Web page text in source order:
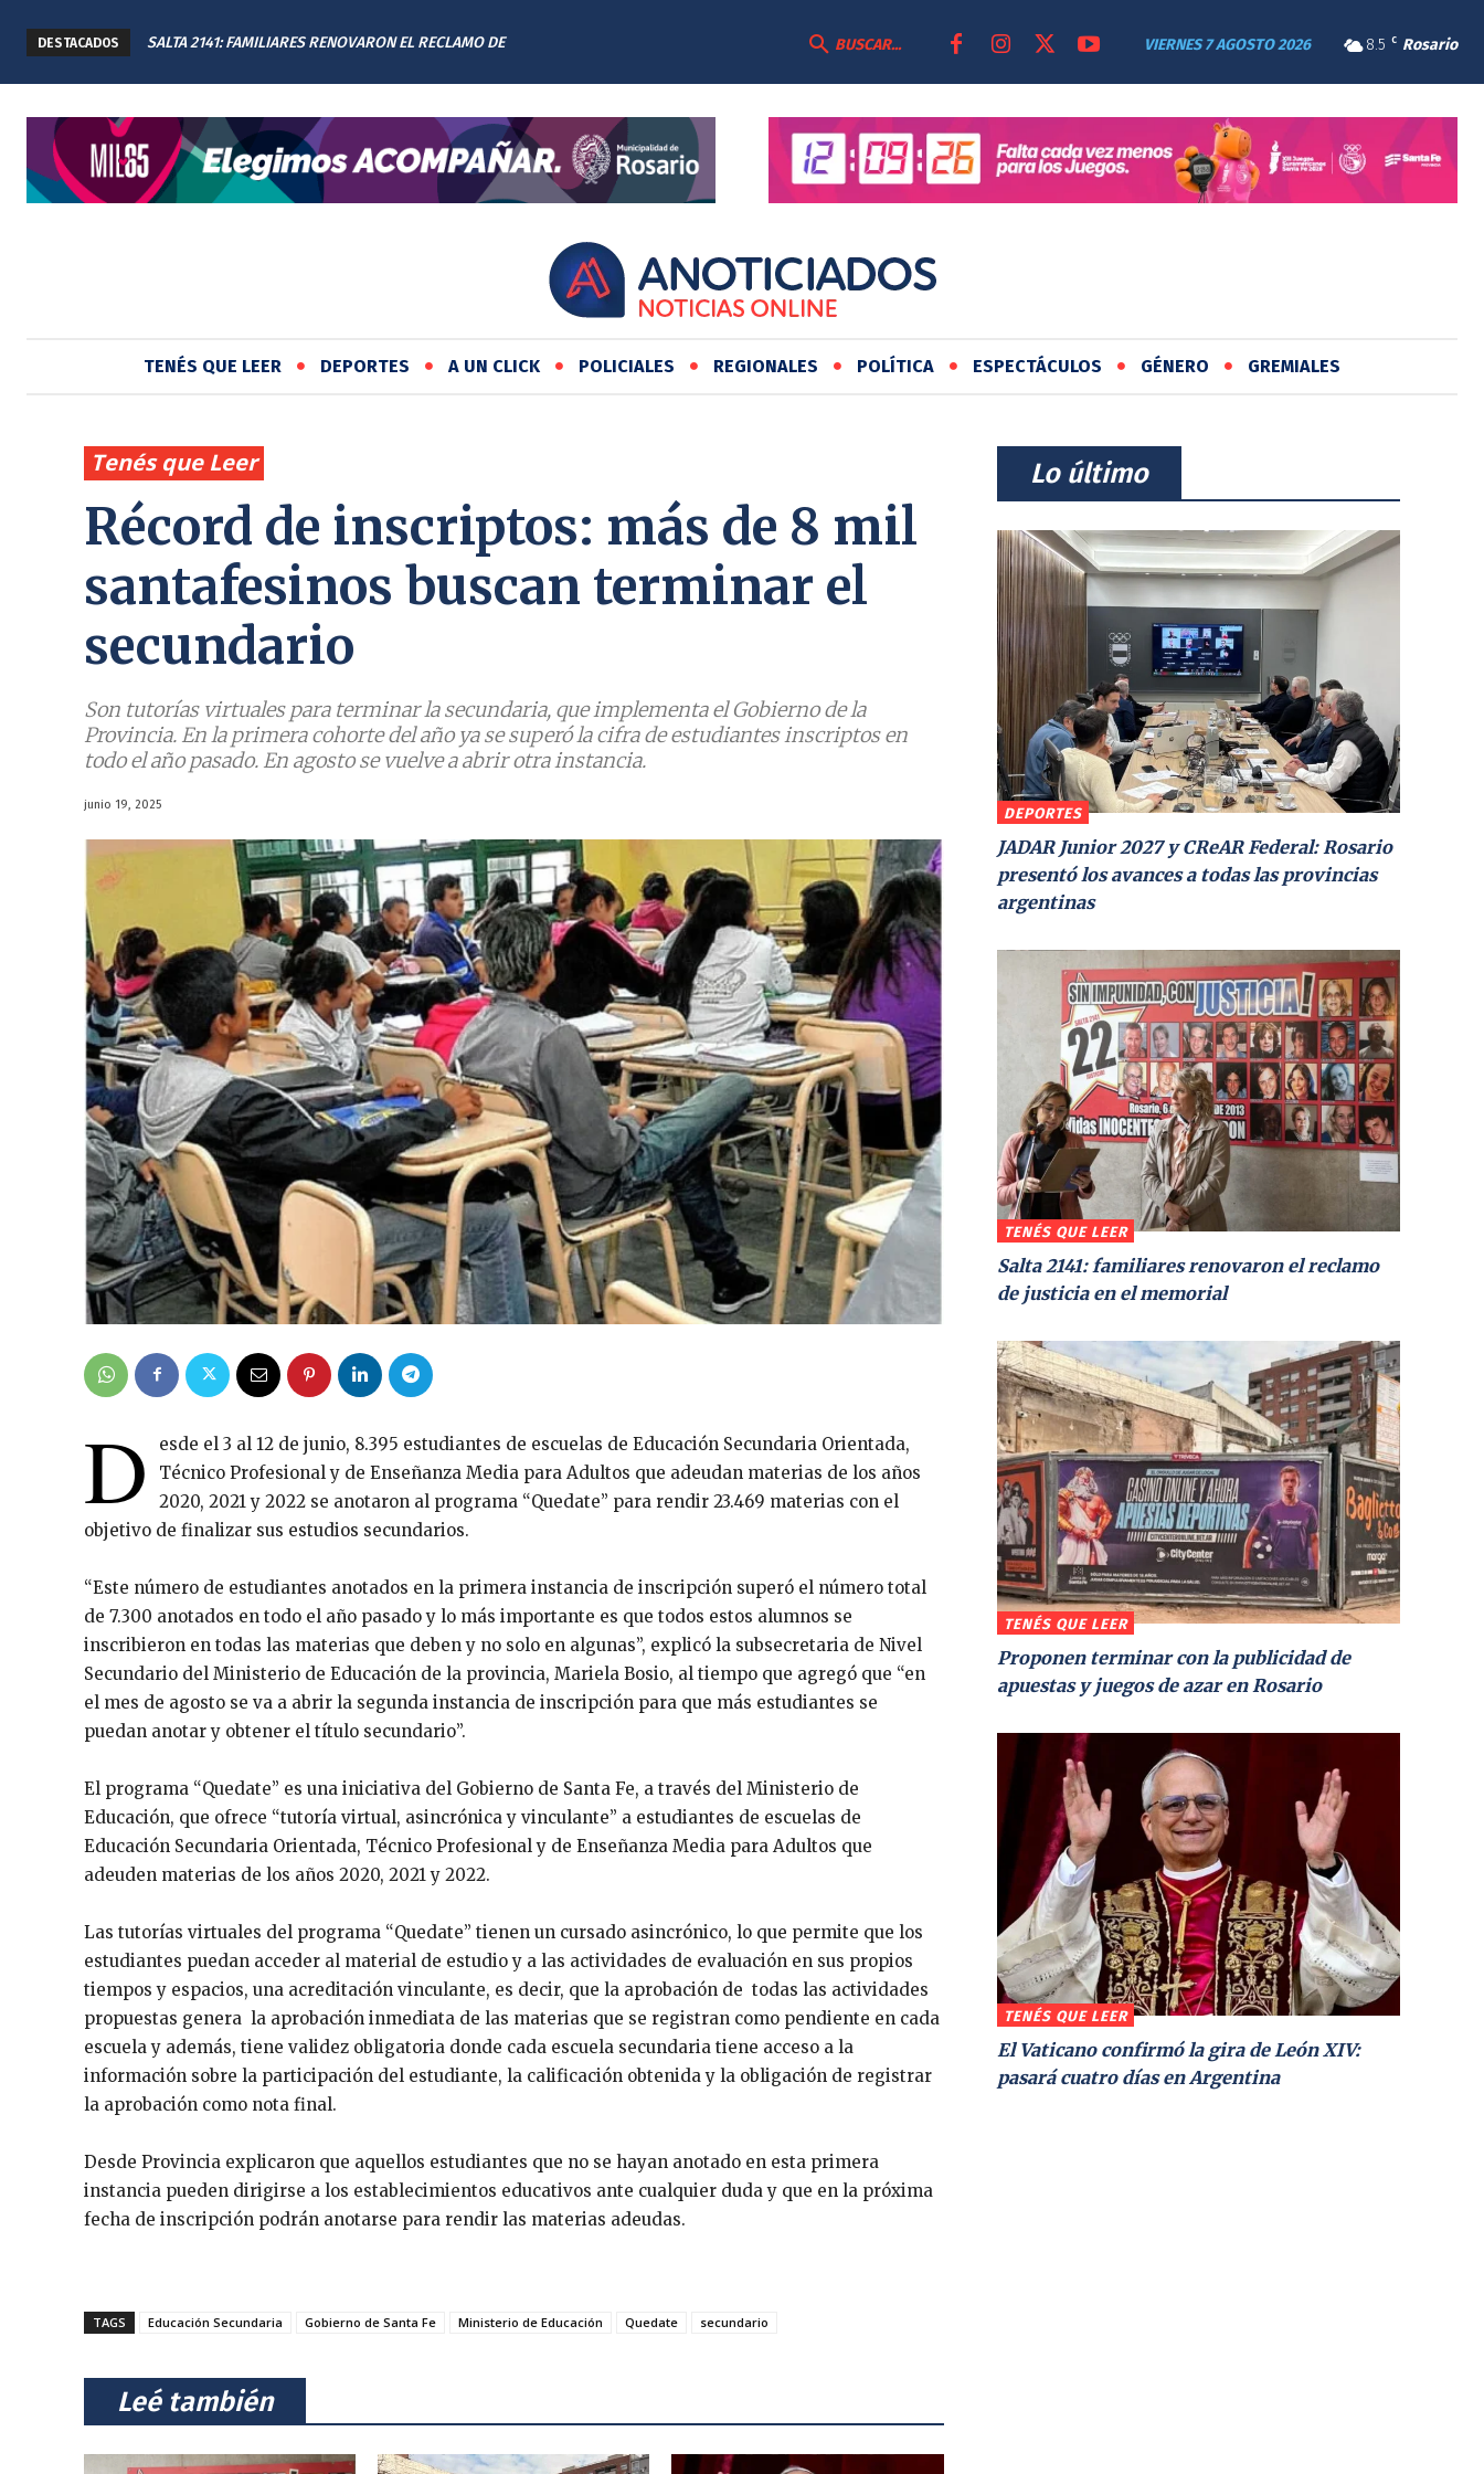
DESTACADOS
SALTA 2141: FAMILIARES RENOVARON EL RECLAMO DE
PROPONEN TERMINAR CON LA PUBLICIDAD DE APUESTAS Y
8.5 C Rosario
VIERNES 7 AGOSTO 2026
BUSCAR...
TENÉS QUE LEER DEPORTES A UN CLICK POLICIALES REGIONALES POLÍTICA ESPECTÁCULOS GÉNERO GREMIALES
Tenés que Leer
Récord de inscriptos: más de 8 mil
santafesinos buscan terminar el
secundario
Son tutorías virtuales para terminar la secundaria, que implementa el Gobierno de la
Provincia. En la primera cohorte del año ya se superó la cifra de estudiantes inscriptos en
todo el año pasado. En agosto se vuelve a abrir otra instancia.
junio 19, 2025
D
esde el 3 al 12 de junio, 8.395 estudiantes de escuelas de Educación Secundaria Orientada,
Técnico Profesional y de Enseñanza Media para Adultos que adeudan materias de los años
2020, 2021 y 2022 se anotaron al programa “Quedate” para rendir 23.469 materias con el
objetivo de finalizar sus estudios secundarios.
“Este número de estudiantes anotados en la primera instancia de inscripción superó el número total
de 7.300 anotados en todo el año pasado y lo más importante es que todos estos alumnos se
inscribieron en todas las materias que deben y no solo en algunas”, explicó la subsecretaria de Nivel
Secundario del Ministerio de Educación de la provincia, Mariela Bosio, al tiempo que agregó que “en
el mes de agosto se va a abrir la segunda instancia de inscripción para que más estudiantes se
puedan anotar y obtener el título secundario”.
El programa “Quedate” es una iniciativa del Gobierno de Santa Fe, a través del Ministerio de
Educación, que ofrece “tutoría virtual, asincrónica y vinculante” a estudiantes de escuelas de
Educación Secundaria Orientada, Técnico Profesional y de Enseñanza Media para Adultos que
adeuden materias de los años 2020, 2021 y 2022.
Las tutorías virtuales del programa “Quedate” tienen un cursado asincrónico, lo que permite que los
estudiantes puedan acceder al material de estudio y a las actividades de evaluación en sus propios
tiempos y espacios, una acreditación vinculante, es decir, que la aprobación de todas las actividades
propuestas genera la aprobación inmediata de las materias que se registran como pendiente en cada
escuela y además, tiene validez obligatoria donde cada escuela secundaria tiene acceso a la
información sobre la participación del estudiante, la calificación obtenida y la obligación de registrar
la aprobación como nota final.
Desde Provincia explicaron que aquellos estudiantes que no se hayan anotado en esta primera
instancia pueden dirigirse a los establecimientos educativos ante cualquier duda y que en la próxima
fecha de inscripción podrán anotarse para rendir las materias adeudas.
TAGS Educación Secundaria Gobierno de Santa Fe Ministerio de Educación Quedate secundario
⠀Leé también⠀
⠀Lo último⠀
DEPORTES
JADAR Junior 2027 y CReAR Federal: Rosario
presentó los avances a todas las provincias
argentinas
TENÉS QUE LEER
Salta 2141: familiares renovaron el reclamo
de justicia en el memorial
TENÉS QUE LEER
Proponen terminar con la publicidad de
apuestas y juegos de azar en Rosario
TENÉS QUE LEER
El Vaticano confirmó la gira de León XIV:
pasará cuatro días en Argentina